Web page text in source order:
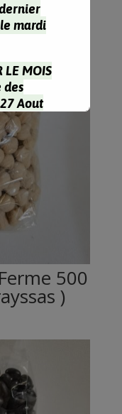
500
)
mardi
LE MOIS
des
Aout
paniers
Vous
.